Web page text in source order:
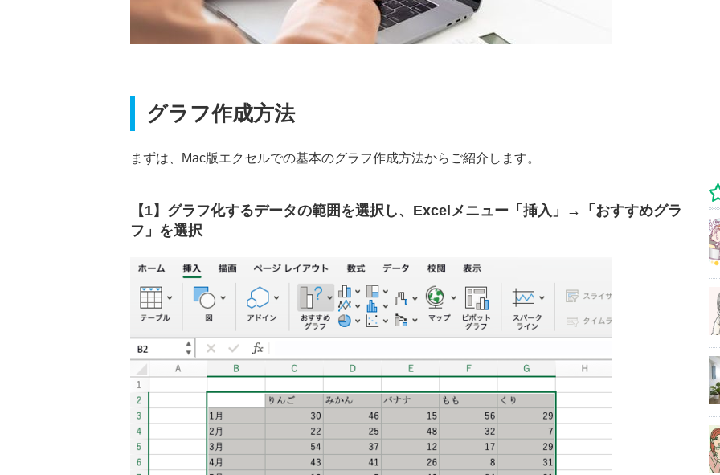
グラフ作成方法
まずは、Mac版エクセルでの基本のグラフ作成方法からご紹介します。
【1】グラフ化するデータの範囲を選択し、Excelメニュー「挿入」→「おすすめグラ
フ」を選択